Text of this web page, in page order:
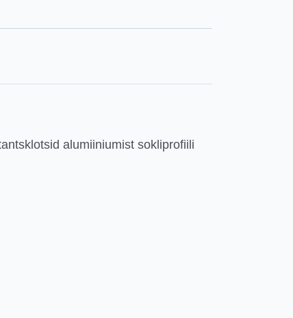
alumiiniumist sokliprofiili